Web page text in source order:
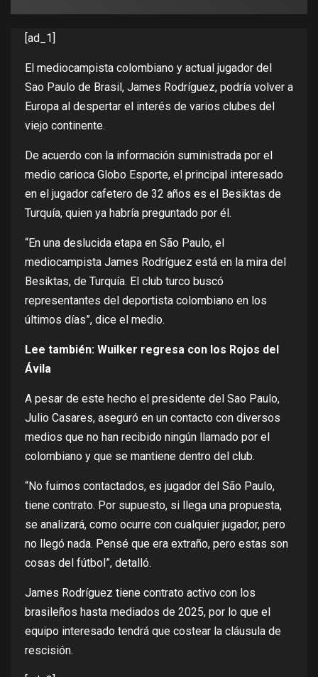
[ad_1]
El mediocampista colombiano y actual jugador del
Sao Paulo de Brasil, James Rodríguez, podría volver a
Europa al despertar el interés de varios clubes del
viejo continente.
De acuerdo con la información suministrada por el
medio carioca Globo Esporte, el principal interesado
en el jugador cafetero de 32 años es el Besiktas de
Turquía, quien ya habría preguntado por él.
“En una deslucida etapa en São Paulo, el
mediocampista James Rodríguez está en la mira del
Besiktas, de Turquía. El club turco buscó
representantes del deportista colombiano en los
últimos días”, dice el medio.
Lee también: Wuilker regresa con los Rojos del
Ávila
A pesar de este hecho el presidente del Sao Paulo,
Julio Casares, aseguró en un contacto con diversos
medios que no han recibido ningún llamado por el
colombiano y que se mantiene dentro del club.
“No fuimos contactados, es jugador del São Paulo,
tiene contrato. Por supuesto, si llega una propuesta,
se analizará, como ocurre con cualquier jugador, pero
no llegó nada. Pensé que era extraño, pero estas son
cosas del fútbol”, detalló.
James Rodríguez tiene contrato activo con los
brasileños hasta mediados de 2025, por lo que el
equipo interesado tendrá que costear la cláusula de
rescisión.